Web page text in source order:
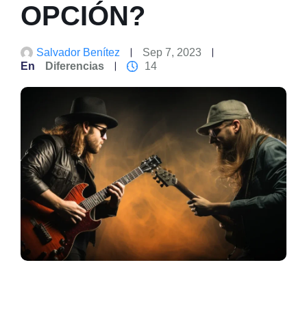
OPCIÓN?
Salvador Benítez
Sep 7, 2023
En
Diferencias 14